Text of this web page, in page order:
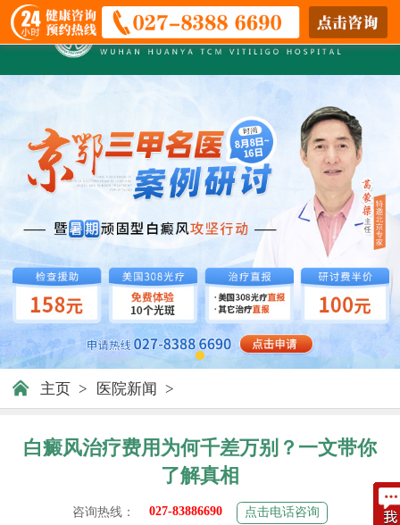
主页 > 医院新闻 >
白癜风治疗费用为何千差万别？一文带你
了解真相
咨询热线： 027-83886690 点击电话咨询